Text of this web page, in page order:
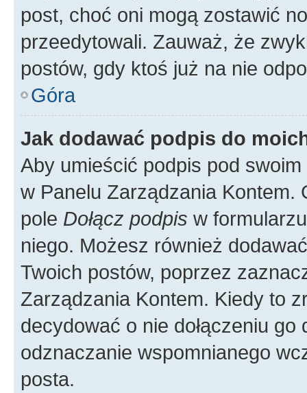
post, choć oni mogą zostawić
przeedytowali. Zauważ, że
postów, gdy ktoś już na nie
Góra
Jak dodawać podpis do
Aby umieścić podpis pod
w Panelu Zarządzania
pole Dołącz podpis w
niego. Możesz również
Twoich postów, poprzez
Zarządzania Kontem. Kiedy to
decydować o nie dołączeniu
odznaczanie wspomnianego
posta.